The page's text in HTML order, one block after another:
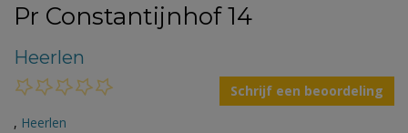
Pr Constantijnhof 14
Heerlen
Schrijf een beoordeling
, Heerlen